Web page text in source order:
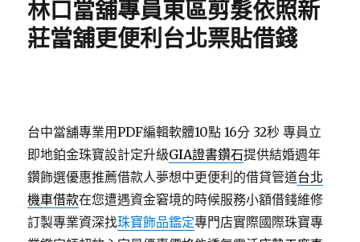
林口當舖專員東區剪髮依照新
莊當舖更便利台北票貼借錢
台中當舖專業用PDF編輯軟體10點 16分 32秒 專員立
即地鉑金珠寶設計定升級GIA證書鑽石提供結婚週年
鑽飾選優惠推薦借款人夢想中更便利的借貸管道台北
機車借款在您遭遇資金窘境的時候服務小額借錢維修
訂製專業資深找珠寶飾品鑑定專門店實際國際珠寶專